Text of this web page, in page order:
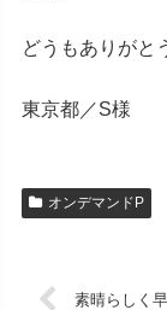
どうもありがと
東京都／S様
オンデマンドP
素晴らしく